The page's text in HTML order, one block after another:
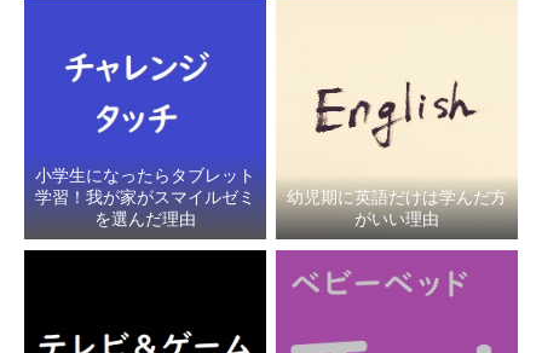
小学生になったらタブレット
学習！我が家がスマイルゼミ
を選んだ理由
幼児期に英語だけは学んだ方
がいい理由